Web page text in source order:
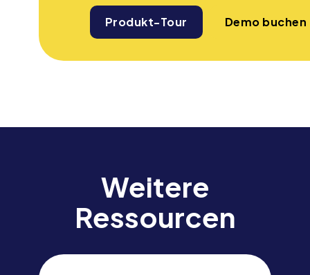
Produkt-Tour Demo buchen
Weitere
Ressourcen